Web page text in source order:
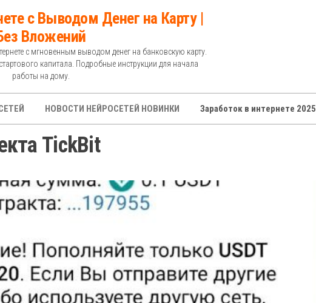
с Выводом Денег на Карту |
Вложений
с мгновенным выводом денег на банковскую карту.
капитала. Подробные инструкции для начала
работы на дому.
НОВОСТИ НЕЙРОСЕТЕЙ НОВИНКИ Заработок в интернете 2025
TickBit